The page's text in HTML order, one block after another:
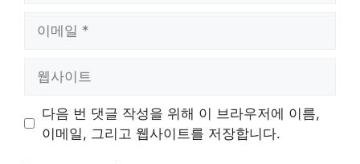
트
다음 번 댓글 작성을 위해 이 브라우저에 이름,
이메일, 그리고 웹사이트를 저장합니다.